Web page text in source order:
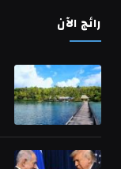
رائج الآن